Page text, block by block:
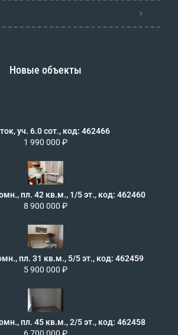
Новые объекты
уч. 6.0 сот., код: 462466
1 990 000 ₽
пл. 42 кв.м., 1/5 эт., код: 462460
8 900 000 ₽
пл. 31 кв.м., 5/5 эт., код: 462459
5 900 000 ₽
пл. 45 кв.м., 2/5 эт., код: 462458
6 700 000 ₽